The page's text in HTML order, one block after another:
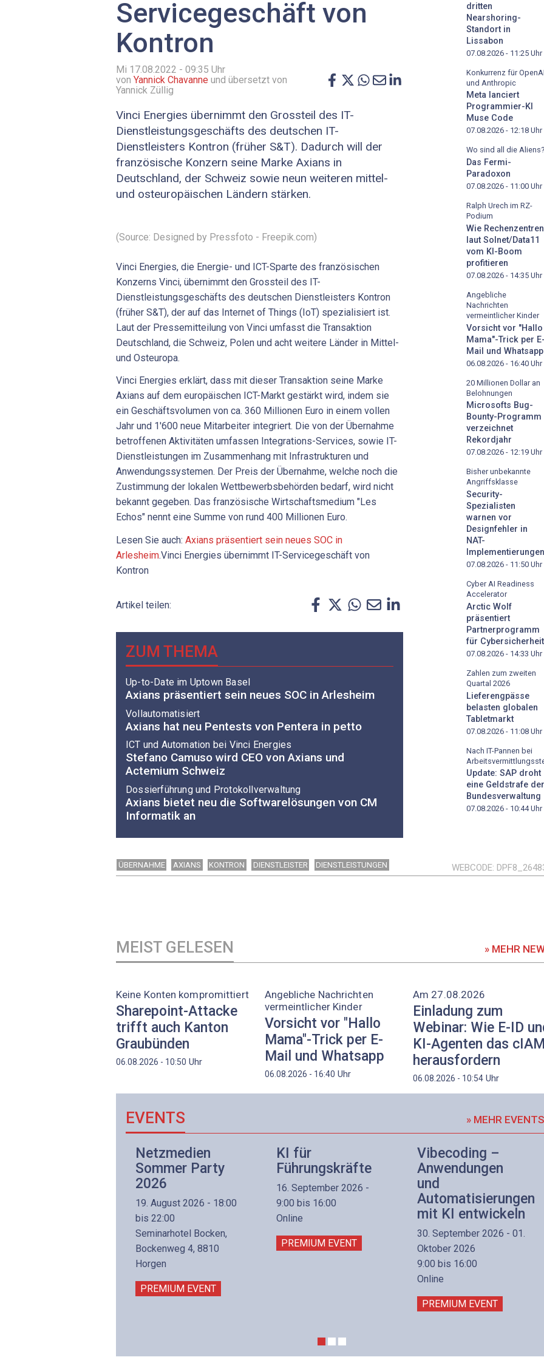
Servicegeschäft von
Kontron
Mi 17.08.2022 - 09:35 Uhr
von Yannick Chavanne und übersetzt von
Yannick Züllig
Vinci Energies übernimmt den Grossteil des IT-
Dienstleistungsgeschäfts des deutschen IT-
Dienstleisters Kontron (früher S&T). Dadurch will der
französische Konzern seine Marke Axians in
Deutschland, der Schweiz sowie neun weiteren mittel-
und osteuropäischen Ländern stärken.
(Source: Designed by Pressfoto - Freepik.com)
Vinci Energies, die Energie- und ICT-Sparte des französischen
Konzerns Vinci, übernimmt den Grossteil des IT-
Dienstleistungsgeschäfts des deutschen Dienstleisters Kontron
(früher S&T), der auf das Internet of Things (IoT) spezialisiert ist.
Laut der Pressemitteilung von Vinci umfasst die Transaktion
Deutschland, die Schweiz, Polen und acht weitere Länder in Mittel-
und Osteuropa.
Vinci Energies erklärt, dass mit dieser Transaktion seine Marke
Axians auf dem europäischen ICT-Markt gestärkt wird, indem sie
ein Geschäftsvolumen von ca. 360 Millionen Euro in einem vollen
Jahr und 1'600 neue Mitarbeiter integriert. Die von der Übernahme
betroffenen Aktivitäten umfassen Integrations-Services, sowie IT-
Dienstleistungen im Zusammenhang mit Infrastrukturen und
Anwendungssystemen. Der Preis der Übernahme, welche noch die
Zustimmung der lokalen Wettbewerbsbehörden bedarf, wird nicht
bekannt gegeben. Das französische Wirtschaftsmedium "Les
Echos" nennt eine Summe von rund 400 Millionen Euro.
Lesen Sie auch: Axians präsentiert sein neues SOC in
Arlesheim.Vinci Energies übernimmt IT-Servicegeschäft von
Kontron
Artikel teilen:
ZUM THEMA
Up-to-Date im Uptown Basel
Axians präsentiert sein neues SOC in Arlesheim
Vollautomatisiert
Axians hat neu Pentests von Pentera in petto
ICT und Automation bei Vinci Energies
Stefano Camuso wird CEO von Axians und
Actemium Schweiz
Dossierführung und Protokollverwaltung
Axians bietet neu die Softwarelösungen von CM
Informatik an
dritten
Nearshoring-
Standort in
Lissabon
07.08.2026 - 11:25 Uhr
Konkurrenz für OpenAI
und Anthropic
Meta lanciert
Programmier-KI
Muse Code
07.08.2026 - 12:18 Uhr
Wo sind all die Aliens?
Das Fermi-
Paradoxon
07.08.2026 - 11:00 Uhr
Ralph Urech im RZ-
Podium
Wie Rechenzentren
laut Solnet/Data11
vom KI-Boom
profitieren
07.08.2026 - 14:35 Uhr
Angebliche
Nachrichten
vermeintlicher Kinder
Vorsicht vor "Hallo
Mama"-Trick per E-
Mail und Whatsapp
06.08.2026 - 16:40 Uhr
20 Millionen Dollar an
Belohnungen
Microsofts Bug-
Bounty-Programm
verzeichnet
Rekordjahr
07.08.2026 - 12:19 Uhr
Bisher unbekannte
Angriffsklasse
Security-
Spezialisten
warnen vor
Designfehler in
NAT-
Implementierungen
07.08.2026 - 11:50 Uhr
Cyber AI Readiness
Accelerator
Arctic Wolf
präsentiert
Partnerprogramm
für Cybersicherheit
07.08.2026 - 14:33 Uhr
Zahlen zum zweiten
Quartal 2026
Lieferengpässe
belasten globalen
Tabletmarkt
07.08.2026 - 11:08 Uhr
Nach IT-Pannen bei
Update: SAP droht
eine Geldstrafe der
Bundesverwaltung
07.08.2026 - 10:44Uhr
ÜBERNAHME AXIANS KONTRON DIENSTLEISTER DIENSTLEISTUNGEN WEBCODE
MEIST GELESEN » MEHR
Keine Konten kompromittiert
Sharepoint-Attacke
trifft auch Kanton
Graubünden
06.08.2026 - 10:50 Uhr
Angebliche Nachrichten
vermeintlicher Kinder
Vorsicht vor "Hallo
Mama"-Trick per E-
Mail und Whatsapp
06.08.2026 - 16:40 Uhr
Am 27.08.2026
Einladung zum
Webinar: Wie E-ID
KI-Agenten das cIAM
herausfordern
06.08.2026 - 10:54 Uhr
EVENTS » MEHR EVENTS
Netzmedien
Sommer Party
2026
19. August 2026 - 18:00
bis 22:00
Seminarhotel Bocken,
Bockenweg 4, 8810
Horgen
PREMIUM EVENT
KI für
Führungskräfte
16. September 2026 -
9:00 bis 16:00
Online
PREMIUM EVENT
Vibecoding –
Anwendungen
und
Automatisierungen
mit KI entwickeln
30. September 2026 - 01.
Oktober 2026
9:00 bis 16:00
Online
PREMIUM EVENT